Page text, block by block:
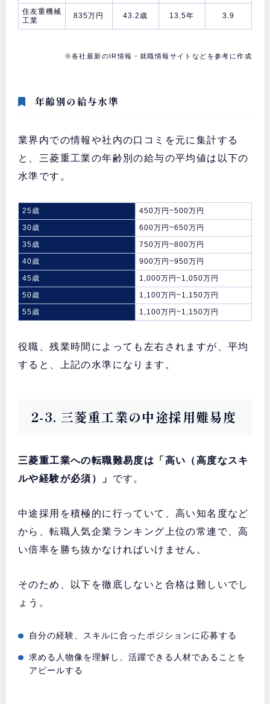
住友重機械
工業
835万円 43.2歳 13.5年 3.9
※各社最新のIR情報・就職情報サイトなどを参考に作成
年齢別の給与水準
業界内での情報や社内の口コミを元に集計する
と、三菱重工業の年齢別の給与の平均値は以下の
水準です。
25歳
450万円~500万円
30歳
600万円~650万円
35歳
750万円~800万円
40歳
900万円~950万円
45歳
1,000万円~1,050万円
50歳
1,100万円~1,150万円
55歳
1,100万円~1,150万円
役職、残業時間によっても左右されますが、平均
すると、上記の水準になります。
2-3. 三菱重工業の中途採用難易度
三菱重工業への転職難易度は「高い（高度なスキ
ルや経験が必須）」 です。
中途採用を積極的に行っていて、高い知名度など
から、転職人気企業ランキング上位の常連で、高
い倍率を勝ち抜かなければいけません。
そのため、以下を徹底しないと合格は難しいでし
ょう。
自分の経験、スキルに合ったポジションに応募する
求める人物像を理解し、活躍できる人材であることを
アピールする